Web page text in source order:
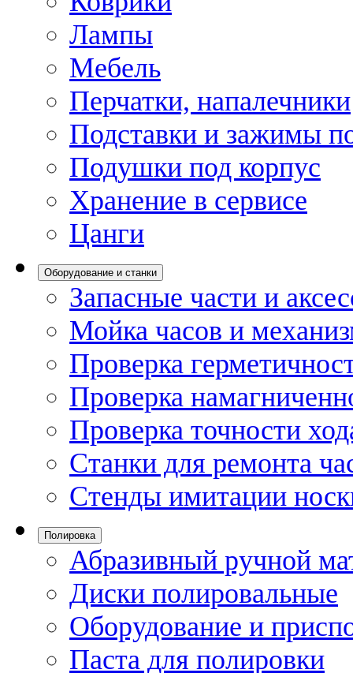
Лампы
Мебель
Перчатки, напалечники
Подставки и зажимы
Подушки под корпус
Хранение в сервисе
Цанги
Оборудование и станки
Запасные части и
Мойка часов и
Проверка
Проверка
Проверка точности
Станки для ремонта
Стенды имитации
Полировка
Абразивный ручной
Диски полировальные
Оборудование и
Паста для полировки